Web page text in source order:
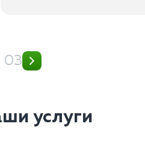
03
услуги